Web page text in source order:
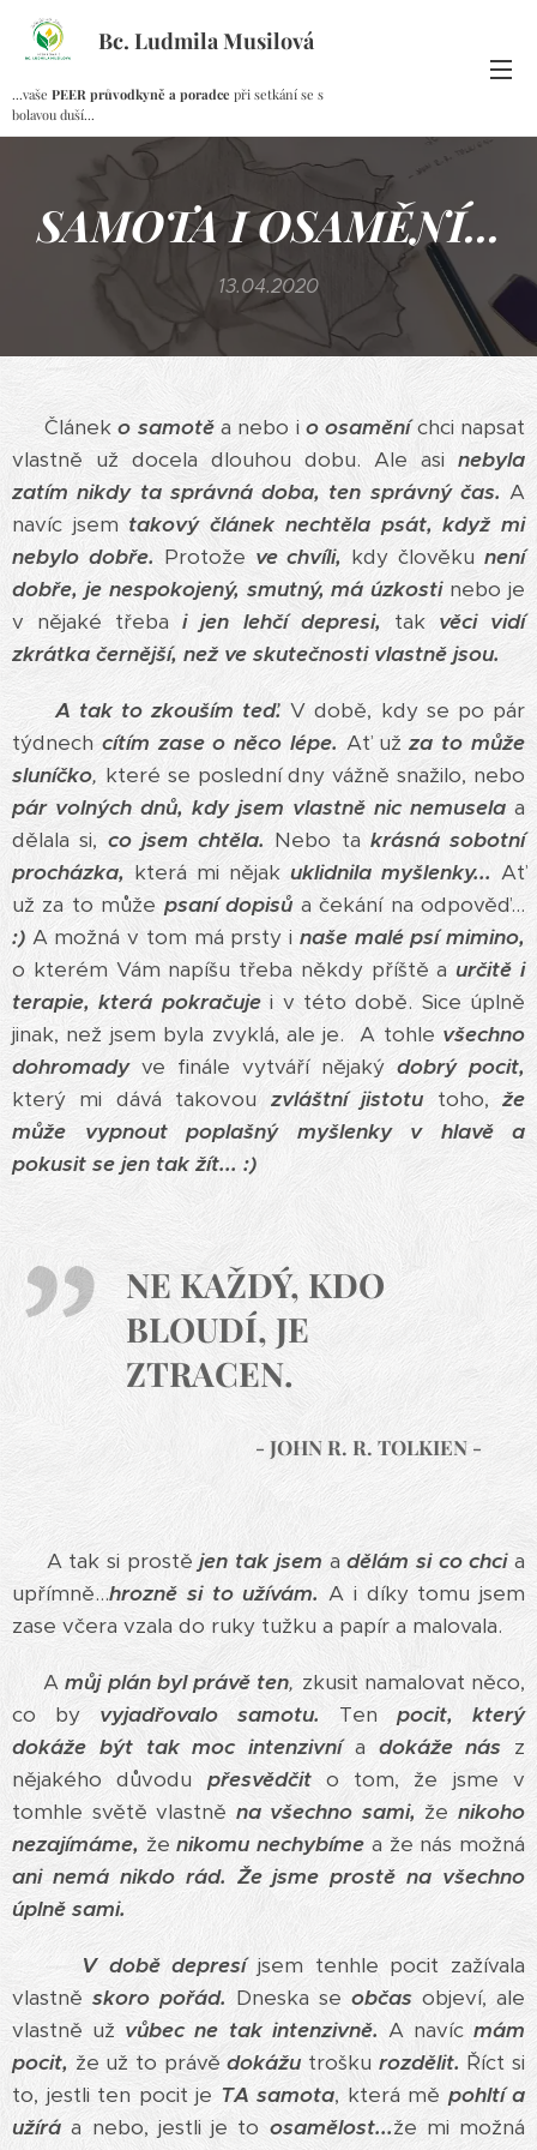
Bc. Ludmila Musilová
...vaše PEER průvodkyně a poradce při setkání se s
bolavou duší...
SAMOTA I OSAMĚNÍ...
13.04.2020
Článeko samotě a nebo i o osaměníchci napsat
vlastně už docela dlouhou dobu. Ale asi nebyla
zatím nikdy ta správná doba, ten správný čas. A
navíc jsemtakový článek nechtěla psát, když mi
nebylo dobře. Protože ve chvíli, kdy člověkunení
dobře, je nespokojený, smutný, má úzkosti nebo je
v nějaké třeba i jen lehčí depresi, tak věci vidí
zkrátka černější, než ve skutečnosti vlastně jsou.
A tak to zkouším teď. V době, kdy se po pár
týdnech cítím zase o něco lépe. Ať užza to může
sluníčko, které se poslední dny vážně snažilo, nebo
pár volných dnů, kdy jsem vlastně nic nemusela a
dělala si, co jsem chtěla. Nebo ta krásná sobotní
procházka, která mi nějak uklidnila myšlenky... Ať
už za to může psaní dopisů a čekání na odpověď...
:) A možná v tom má prsty i naše malé psí mimino,
o kterém Vám napíšu třeba někdy příště aurčitě i
terapie, která pokračujei v této době. Sice úplně
jinak, než jsem byla zvyklá, ale je. A tohle všechno
dohromadyve finále vytváří nějaký dobrý pocit,
který mi dává takovou zvláštní jistotu toho,že
může vypnout poplašný myšlenky v hlavě a
pokusit se jen tak žít... :)
NE KAŽDÝ, KDO
BLOUDÍ, JE
ZTRACEN.
- JOHN R. R. TOLKIEN -
A tak si prostějen tak jsem adělám si co chcia
upřímně...hrozně si to užívám. A i díky tomu jsem
zase včera vzala do ruky tužku a papír a malovala.
Amůj plán byl právě ten, zkusit namalovat něco,
co by vyjadřovalo samotu. Ten pocit, který
dokáže být tak moc intenzivnía dokáže nás z
nějakého důvodu přesvědčit o tom, že jsme v
tomhle světě vlastně na všechno sami, ženikoho
nezajímáme, ženikomu nechybíme a že nás možná
ani nemá nikdo rád. Že jsme prostě na všechno
úplně sami.
V době depresí jsem tenhle pocit zažívala
vlastně skoro pořád. Dneska se občas objeví, ale
vlastně už vůbec ne tak intenzivně. A navícmám
pocit, že už to právědokážu trošku rozdělit. Říct si
to, jestli ten pocit je TA samota, která mě pohltí a
užírá a nebo, jestli je to osamělost...že mi možná